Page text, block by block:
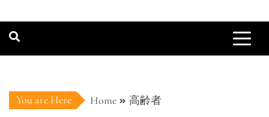
You are Here Home 高齢者